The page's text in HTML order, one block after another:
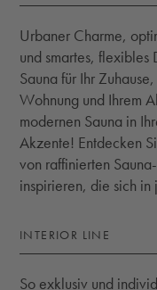
Urbaner Charme,
und smartes, flexibles
Sauna für Ihr
Wohnung und Ihrem
modernen Sauna in
Akzente! Entdecken
von raffinierten
inspirieren, die sich
INTERIOR LINE
So exklusiv und